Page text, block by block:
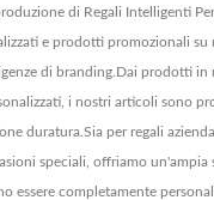
di Regali Intelligenti
e prodotti promozionali su
di branding.Dai prodotti in
i nostri articoli sono
duratura.Sia per regali
speciali, offriamo un'ampia
essere completamente